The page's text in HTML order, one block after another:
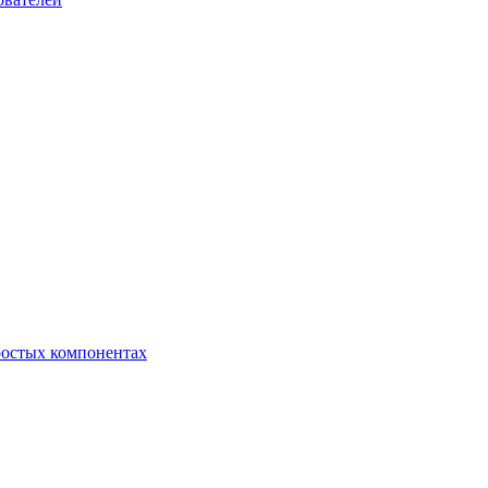
компонентах